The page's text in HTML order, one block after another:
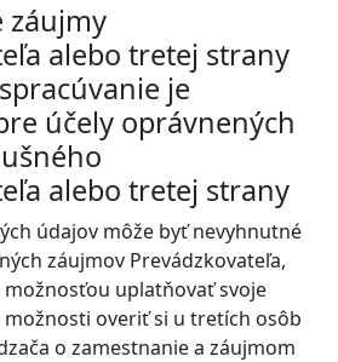
záujmy
alebo tretej strany
je
účely oprávnených
alebo tretej strany
údajov môže byť nevyhnutné
záujmov Prevádzkovateľa,
možnosťou uplatňovať svoje
možnosti overiť si u tretích osôb
o zamestnanie a záujmom